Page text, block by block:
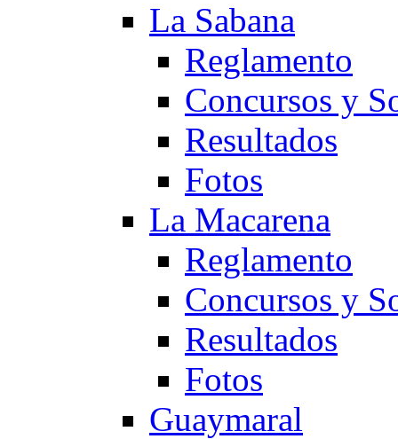
La Sabana
Reglamento
Concursos y
Resultados
Fotos
La Macarena
Reglamento
Concursos y
Resultados
Fotos
Guaymaral